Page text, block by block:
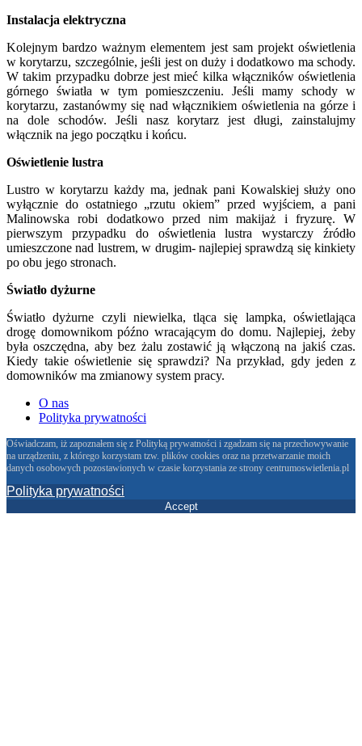
Instalacja elektryczna
Kolejnym bardzo ważnym elementem jest sam projekt oświetlenia
w korytarzu, szczególnie, jeśli jest on duży i dodatkowo ma schody.
W takim przypadku dobrze jest mieć kilka włączników oświetlenia
górnego światła w tym pomieszczeniu. Jeśli mamy schody w
korytarzu, zastanówmy się nad włącznikiem oświetlenia na górze i
na dole schodów. Jeśli nasz korytarz jest długi, zainstalujmy
włącznik na jego początku i końcu.
Oświetlenie lustra
Lustro w korytarzu każdy ma, jednak pani Kowalskiej służy ono
wyłącznie do ostatniego „rzutu okiem” przed wyjściem, a pani
Malinowska robi dodatkowo przed nim makijaż i fryzurę. W
pierwszym przypadku do oświetlenia lustra wystarczy źródło
umieszczone nad lustrem, w drugim- najlepiej sprawdzą się kinkiety
po obu jego stronach.
Światło dyżurne
Światło dyżurne czyli niewielka, tląca się lampka, oświetlająca
drogę domownikom późno wracającym do domu. Najlepiej, żeby
była oszczędna, aby bez żalu zostawić ją włączoną na jakiś czas.
Kiedy takie oświetlenie się sprawdzi? Na przykład, gdy jeden z
domowników ma zmianowy system pracy.
O nas
Polityka prywatności
Oświadczam, iż zapoznałem się z Polityką prywatności i zgadzam się na przechowywanie
na urządzeniu, z którego korzystam tzw. plików cookies oraz na przetwarzanie moich
danych osobowych pozostawionych w czasie korzystania ze strony centrumoswietlenia.pl
Polityka prywatności
Accept